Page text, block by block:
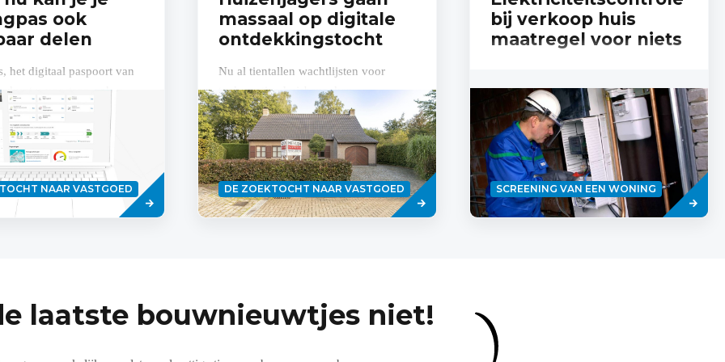
ook
delen
het digitaal paspoort van
kunt u voortaan ook
Zo zijn toekomstige
beter geïnformeerd
NAAR VASTGOEDLees
meer
massaal op digitale
ontdekkingstocht
Nu al tientallen wachtlijsten voor
toekomstige huisbezoeken.
DE ZOEKTOCHT NAAR VASTGOEDLees
meer
bij verkoop huis
maatregel voor niets
SCREENING VAN EEN WONING
Read
more
laatste bouwnieuwtjes niet!